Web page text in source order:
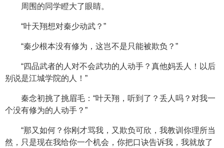
周围的同学瞪大了眼睛。
“叶天翔想对秦少动武？”
“秦少根本没有修为，这岂不是只能被欺负？”
“四品武者的人对不会武功的人动手？真他妈丢人！以后
别说是江城学院的人！”
秦念初挑了挑眉毛：“叶天翔，听到了？丢人吗？对我一
个没有修为的人动手？”
“那又如何？你刚才骂我，又欺负可欣，我教训你理所当
然，只是现在我给你一个机会，你把口诀告诉我，我就放了